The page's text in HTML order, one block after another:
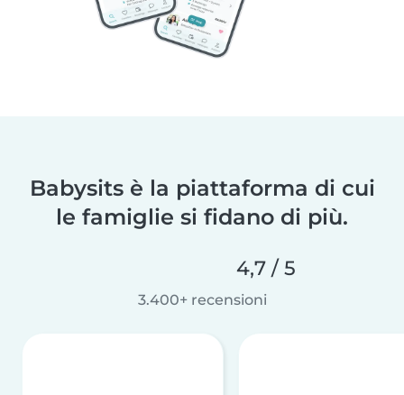
Babysits è la piattaforma di cui
le famiglie si fidano di più.
4,7 / 5
3.400+ recensioni